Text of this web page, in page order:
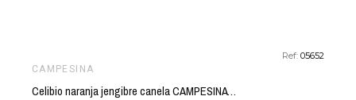
Ref:05652
CAMPESINA
Celibio naranja jengibre canela CAMPESINA 115 gr BIO